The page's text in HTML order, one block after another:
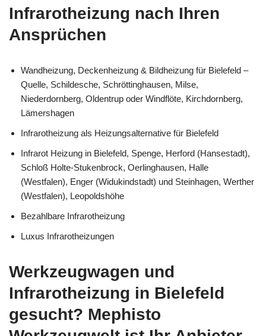
Infrarotheizung nach Ihren
Ansprüchen
Wandheizung, Deckenheizung & Bildheizung für Bielefeld –
Quelle, Schildesche, Schröttinghausen, Milse,
Niederdornberg, Oldentrup oder Windflöte, Kirchdornberg,
Lämershagen
Infrarotheizung als Heizungsalternative für Bielefeld
Infrarot Heizung in Bielefeld, Spenge, Herford (Hansestadt),
Schloß Holte-Stukenbrock, Oerlinghausen, Halle
(Westfalen), Enger (Widukindstadt) und Steinhagen, Werther
(Westfalen), Leopoldshöhe
Bezahlbare Infrarotheizung
Luxus Infrarotheizungen
Werkzeugwagen und
Infrarotheizung in Bielefeld
gesucht? Mephisto